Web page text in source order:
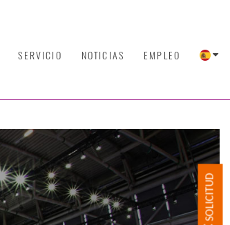
SERVICIO NOTICIAS EMPLEO
SOLICITUD